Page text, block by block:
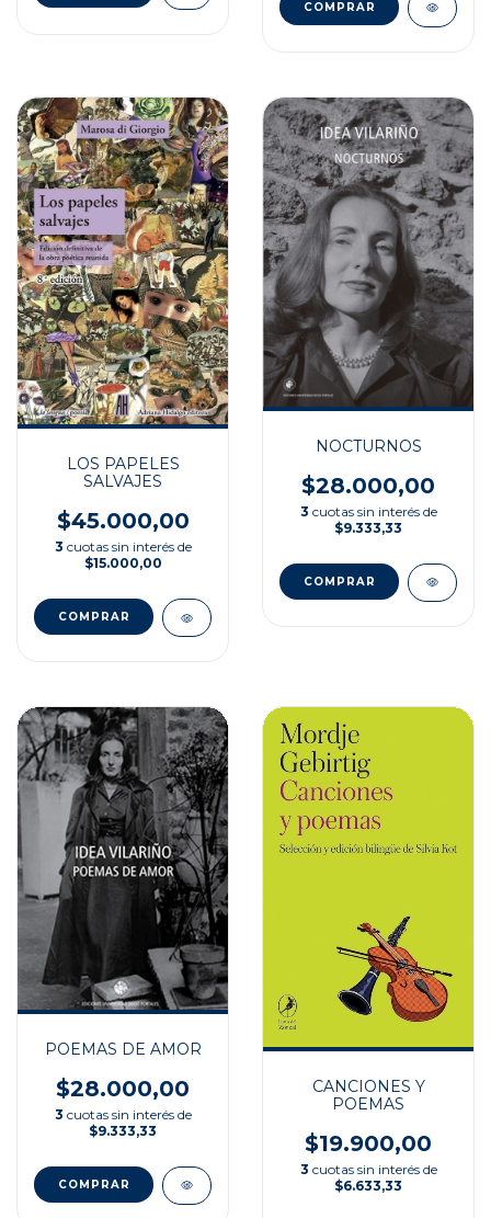
LOS PAPELES
SALVAJES
$45.000,00
3 cuotas sin interés de
$15.000,00
NOCTURNOS
$28.000,00
3 cuotas sin interés de
$9.333,33
POEMAS DE AMOR
$28.000,00
3 cuotas sin interés de
$9.333,33
CANCIONES Y
POEMAS
$19.900,00
3 cuotas sin interés de
$6.633,33